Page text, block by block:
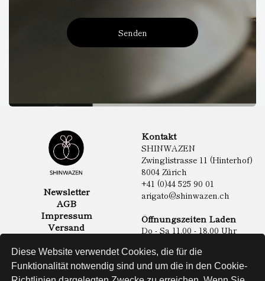
Diese Website verwendet Cookies, die für die
Funktionalität notwendig sind und um die in den Cookie-
Senden
Newsletter
AGB
Impressum
Versand
Kontakt
SHINWAZEN
Zwinglistrasse 11 (Hinterhof)
8004 Zürich
+41 (0)44 525 90 01
arigato@shinwazen.ch
Öffnungszeiten Laden
Do - Sa 11.00 - 18.00 Uhr
Online Shop
Lebensmittel
Sake & Shochu